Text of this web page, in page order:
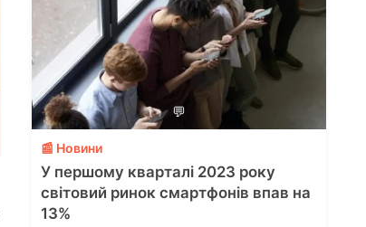
💬
📰 Новини
У першому кварталі 2023 року
світовий ринок смартфонів впав на
13%